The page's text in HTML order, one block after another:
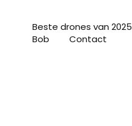
Beste drones van 2025
Bob
Contact